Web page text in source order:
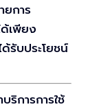
ยการ
เพียง
รับประโยชน์
ริการการใช้